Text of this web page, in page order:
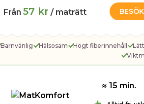
Från 57 kr / maträtt BESÖK
Barnvänlig Hälsosam Högt fiberinnehåll
≈ 15 min.